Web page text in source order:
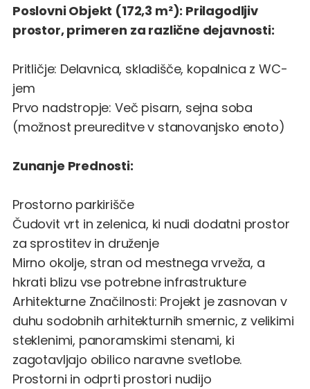
Poslovni Objekt (172,3 m²): Prilagodljiv
prostor, primeren za različne dejavnosti:
Pritličje: Delavnica, skladišče, kopalnica z WC-
jem
Prvo nadstropje: Več pisarn, sejna soba
(možnost preureditve v stanovanjsko enoto)
Zunanje Prednosti:
Prostorno parkirišče
Čudovit vrt in zelenica, ki nudi dodatni prostor
za sprostitev in druženje
Mirno okolje, stran od mestnega vrveža, a
hkrati blizu vse potrebne infrastrukture
Arhitekturne Značilnosti: Projekt je zasnovan v
duhu sodobnih arhitekturnih smernic, z velikimi
steklenimi, panoramskimi stenami, ki
zagotavljajo obilico naravne svetlobe.
Prostorni in odprti prostori nudijo